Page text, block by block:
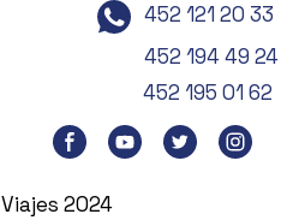
452 121 20 33
452 194 49 24
452 195 01 62
Viajes 2024